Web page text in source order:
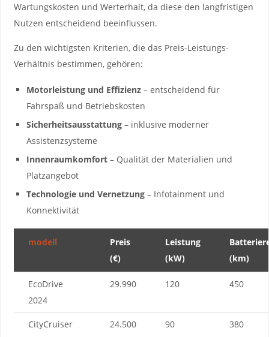
Wartungskosten und Werterhalt, da diese den ⁣langfristigen
Nutzen entscheidend beeinflussen.
Zu den wichtigsten Kriterien, die das ⁢Preis-Leistungs-
Verhältnis bestimmen, gehören:
Motorleistung und⁣ Effizienz – entscheidend‌ für
⁣Fahrspaß⁣ und ⁤Betriebskosten
Sicherheitsausstattung – inklusive moderner
Assistenzsysteme
Innenraumkomfort – Qualität der Materialien und
Platzangebot
Technologie​ und Vernetzung – Infotainment und
Konnektivität
modell
Preis
(€)
Leistung
(kW)
(km)
EcoDrive
2024
29.990 120 450
CityCruiser
24.500 90 380